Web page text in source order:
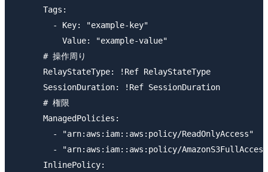
      Tags:
        - Key: "example-key"
          Value: "example-value"
      # 操作周り
      RelayStateType: !Ref RelayStateType
      SessionDuration: !Ref SessionDuration
      # 権限
      ManagedPolicies:
        - "arn:aws:iam::aws:policy/ReadOnlyAccess"
- "arn:aws:iam::aws:policy/
      InlinePolicy: